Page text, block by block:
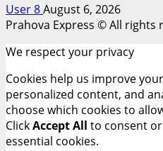
User 8August 6, 2026
Prahova Express © All rights
We respect your privacy
Cookies help us improve
personalized content, and
choose which cookies to
ClickAccept All to consent or
essential cookies.